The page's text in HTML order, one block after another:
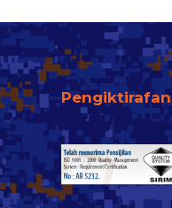
Pengiktirafan